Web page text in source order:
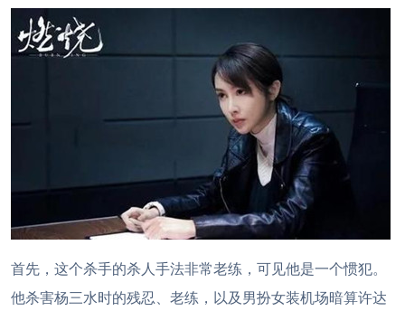
首先，这个杀手的杀人手法非常老练，可见他是一个惯犯。
他杀害杨三水时的残忍、老练，以及男扮女装机场暗算许达